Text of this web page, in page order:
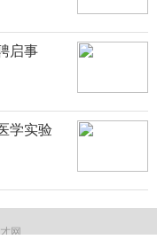
启事
学实验
网